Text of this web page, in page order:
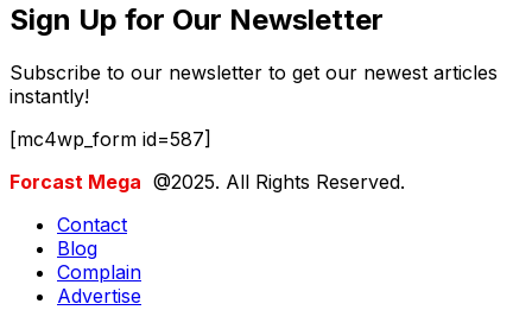
Sign Up for Our Newsletter
Subscribe to our newsletter to get our newest articles
instantly!
[mc4wp_form id=587]
Forcast Mega @2025. All Rights Reserved.
Contact
Blog
Complain
Advertise